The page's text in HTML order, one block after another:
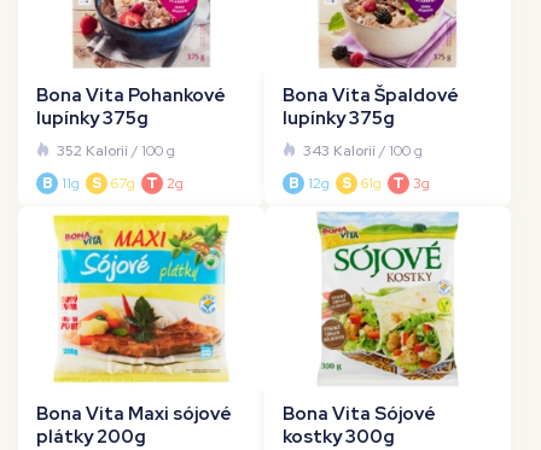
Bona Vita Pohankové
lupínky 375g
352 Kalorií/ 100 g
B 11g S 67g T 2g
Bona Vita Špaldové
lupínky 375g
343 Kalorií/ 100 g
B 12g S 61g T 3g
Bona Vita Maxi sójové
plátky 200g
Bona Vita Sójové
kostky 300g